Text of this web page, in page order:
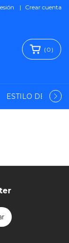
| Crear cuenta
( 0 )
ESTILO DE VIDA